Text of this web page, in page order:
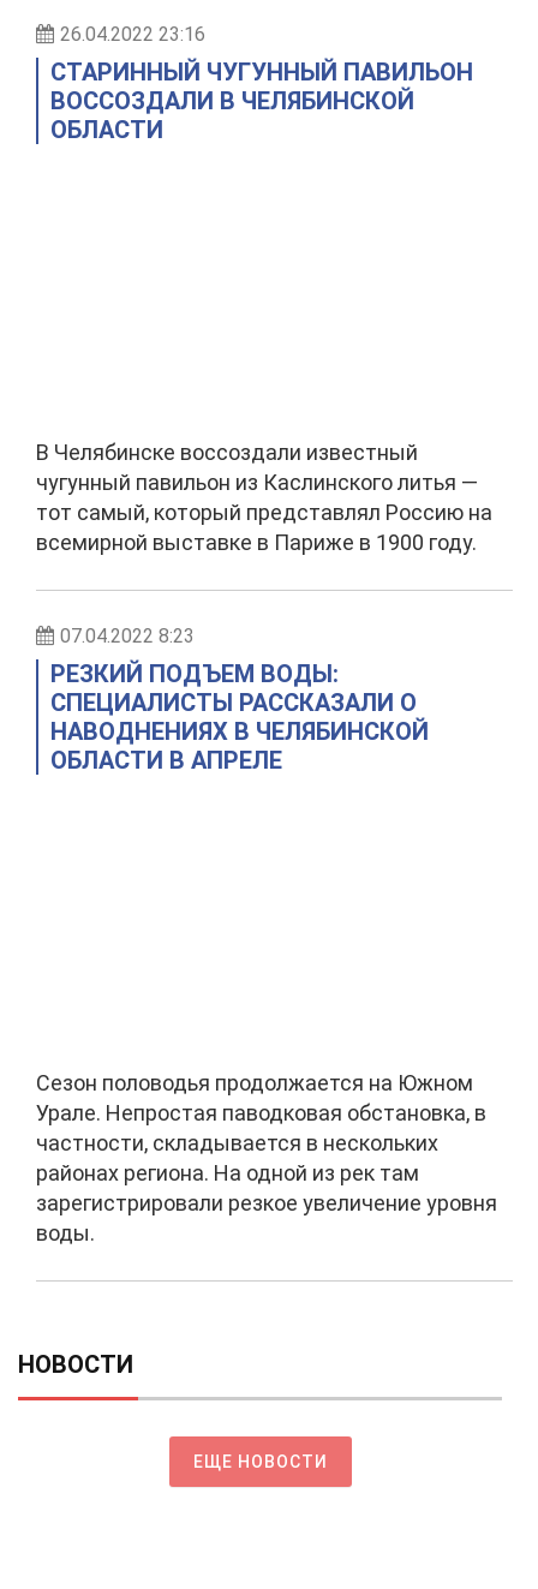
26.04.2022 23:16
СТАРИННЫЙ ЧУГУННЫЙ ПАВИЛЬОН
ВОССОЗДАЛИ В ЧЕЛЯБИНСКОЙ
ОБЛАСТИ
В Челябинске воссоздали известный
чугунный павильон из Каслинского литья —
тот самый, который представлял Россию на
всемирной выставке в Париже в 1900 году.
07.04.2022 8:23
РЕЗКИЙ ПОДЪЕМ ВОДЫ:
СПЕЦИАЛИСТЫ РАССКАЗАЛИ О
НАВОДНЕНИЯХ В ЧЕЛЯБИНСКОЙ
ОБЛАСТИ В АПРЕЛЕ
Сезон половодья продолжается на Южном
Урале. Непростая паводковая обстановка, в
частности, складывается в нескольких
районах региона. На одной из рек там
зарегистрировали резкое увеличение уровня
воды.
НОВОСТИ
ЕЩЕ НОВОСТИ